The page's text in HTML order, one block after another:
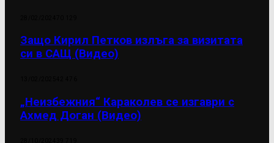
Защо Кирил Петков излъга за визитата
си в САЩ (Видео)
„Неизбежния“ Караколев се изгаври с
Ахмед Доган (Видео)